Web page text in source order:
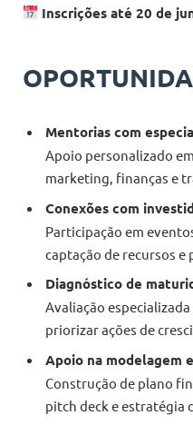
Inscrições até 20 de
Mentorias com
Apoio personalizado
marketing, finanças e
Conexões com
Participação em
captação de recursos e
Diagnóstico de
Avaliação
priorizar ações de
Apoio na modelagem
Construção de plano
pitch deck e estratégia